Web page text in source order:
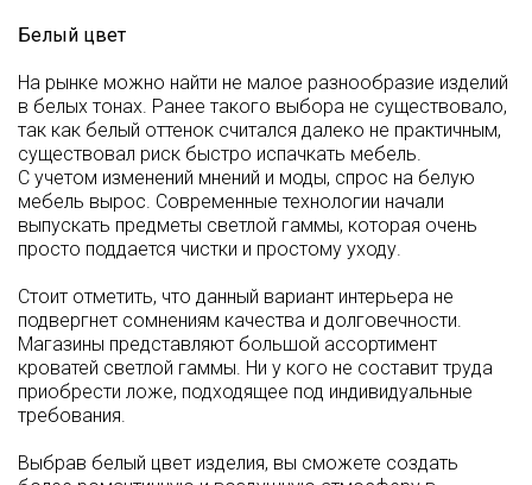
Белый цвет
На рынке можно найти не малое разнообразие изделий
в белых тонах. Ранее такого выбора не существовало,
так как белый оттенок считался далеко не практичным,
существовал риск быстро испачкать мебель.
С учетом изменений мнений и моды, спрос на белую
мебель вырос. Современные технологии начали
выпускать предметы светлой гаммы, которая очень
просто поддается чистки и простому уходу.
Стоит отметить, что данный вариант интерьера не
подвергнет сомнениям качества и долговечности.
Магазины представляют большой ассортимент
кроватей светлой гаммы. Ни у кого не составит труда
приобрести ложе, подходящее под индивидуальные
требования.
Выбрав белый цвет изделия, вы сможете создать